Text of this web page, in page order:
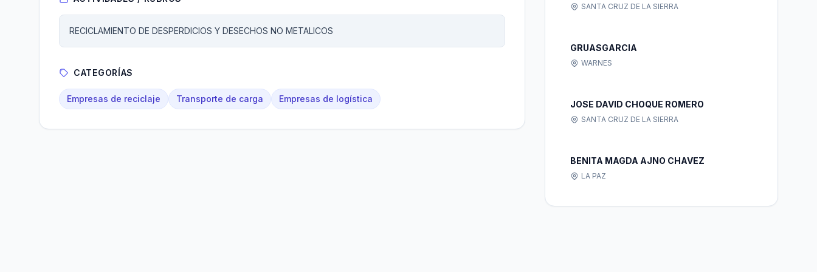
RECICLAMIENTO DE DESPERDICIOS Y DESECHOS NO METALICOS
CATEGORÍAS
Empresas de reciclaje Transporte de carga Empresas de logística
SANTA CRUZ DE LA SIERRA
GRUASGARCIA
WARNES
JOSE DAVID CHOQUE ROMERO
SANTA CRUZ DE LA SIERRA
BENITA MAGDA AJNO CHAVEZ
LA PAZ